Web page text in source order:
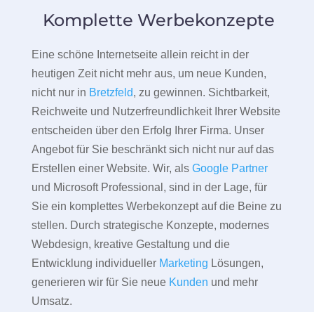
Komplette Werbekonzepte
Eine schöne Internetseite allein reicht in der
heutigen Zeit nicht mehr aus, um neue Kunden,
nicht nur in Bretzfeld, zu gewinnen. Sichtbarkeit,
Reichweite und Nutzerfreundlichkeit Ihrer Website
entscheiden über den Erfolg Ihrer Firma. Unser
Angebot für Sie beschränkt sich nicht nur auf das
Erstellen einer Website. Wir, als Google Partner
und Microsoft Professional, sind in der Lage, für
Sie ein komplettes Werbekonzept auf die Beine zu
stellen. Durch strategische Konzepte, modernes
Webdesign, kreative Gestaltung und die
Entwicklung individueller Marketing Lösungen,
generieren wir für Sie neue Kunden und mehr
Umsatz.